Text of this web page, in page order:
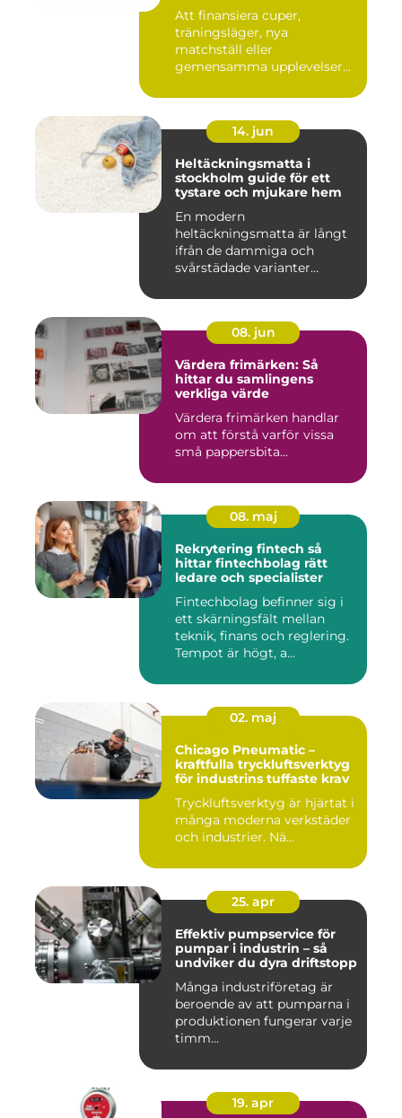
Att finansiera cuper,
träningsläger, nya
matchställ eller
gemensamma upplevelser
14. jun
Heltäckningsmatta i
stockholm guide för ett
tystare och mjukare hem
En modern
heltäckningsmatta är långt
ifrån de dammiga och
svårstädade varianter
08. jun
Värdera frimärken: Så
hittar du samlingens
verkliga värde
Värdera frimärken handlar
om att förstå varför vissa
små pappersbita...
08. maj
Rekrytering fintech så
hittar fintechbolag rätt
ledare och specialister
Fintechbolag befinner sig i
ett skärningsfält mellan
teknik, finans och reglering.
Tempot är högt, a...
02. maj
Chicago Pneumatic –
kraftfulla tryckluftsverktyg
för industrins tuffaste krav
Tryckluftsverktyg är hjärtat i
många moderna verkstäder
och industrier. Nä...
25. apr
Effektiv pumpservice för
pumpar i industrin – så
undviker du dyra driftstopp
Många industriföretag är
beroende av att pumparna i
produktionen fungerar varje
timm...
19. apr